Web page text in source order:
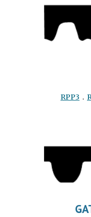
RPP3 ．